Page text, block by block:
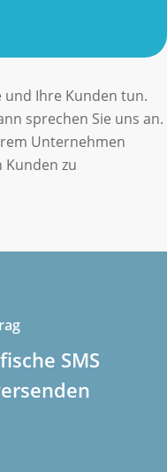
und Ihre Kunden tun.
sprechen Sie uns an.
Unternehmen
zu
SMS